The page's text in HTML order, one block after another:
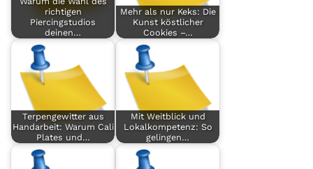
richtigen
Piercingstudios
deinen…
Mehr als nur Keks: Die
Kunst köstlicher
Cookies –…
Terpengewitter aus
Handarbeit: Warum Cali
Plates und…
Mit Weitblick und
Lokalkompetenz: So
gelingen…